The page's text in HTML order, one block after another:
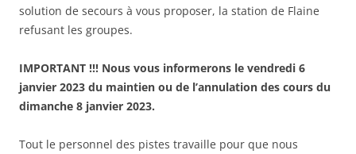
solution de secours à vous proposer, la station de Flaine
refusant les groupes.
IMPORTANT !!! Nous vous informerons le vendredi 6
janvier 2023 du maintien ou de l’annulation des cours du
dimanche 8 janvier 2023.
Tout le personnel des pistes travaille pour que nous